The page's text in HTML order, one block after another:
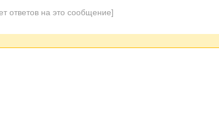
ответов на это сообщение]